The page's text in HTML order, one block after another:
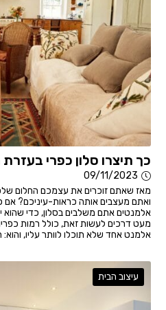
כך תיצרו סלון כפרי
09/11/2023
מאז שאתם זוכרים את עצמכם החלום
ואתם מעצבים אותה כראות-עיניכם? אם
אלמנטים אתם משלבים בסלון, כדי שהוא
מעט דרכים לעשות זאת, כולל רמות
אלמנט אחד שלא תוכלו לוותר עליו,
עיצוב הבית